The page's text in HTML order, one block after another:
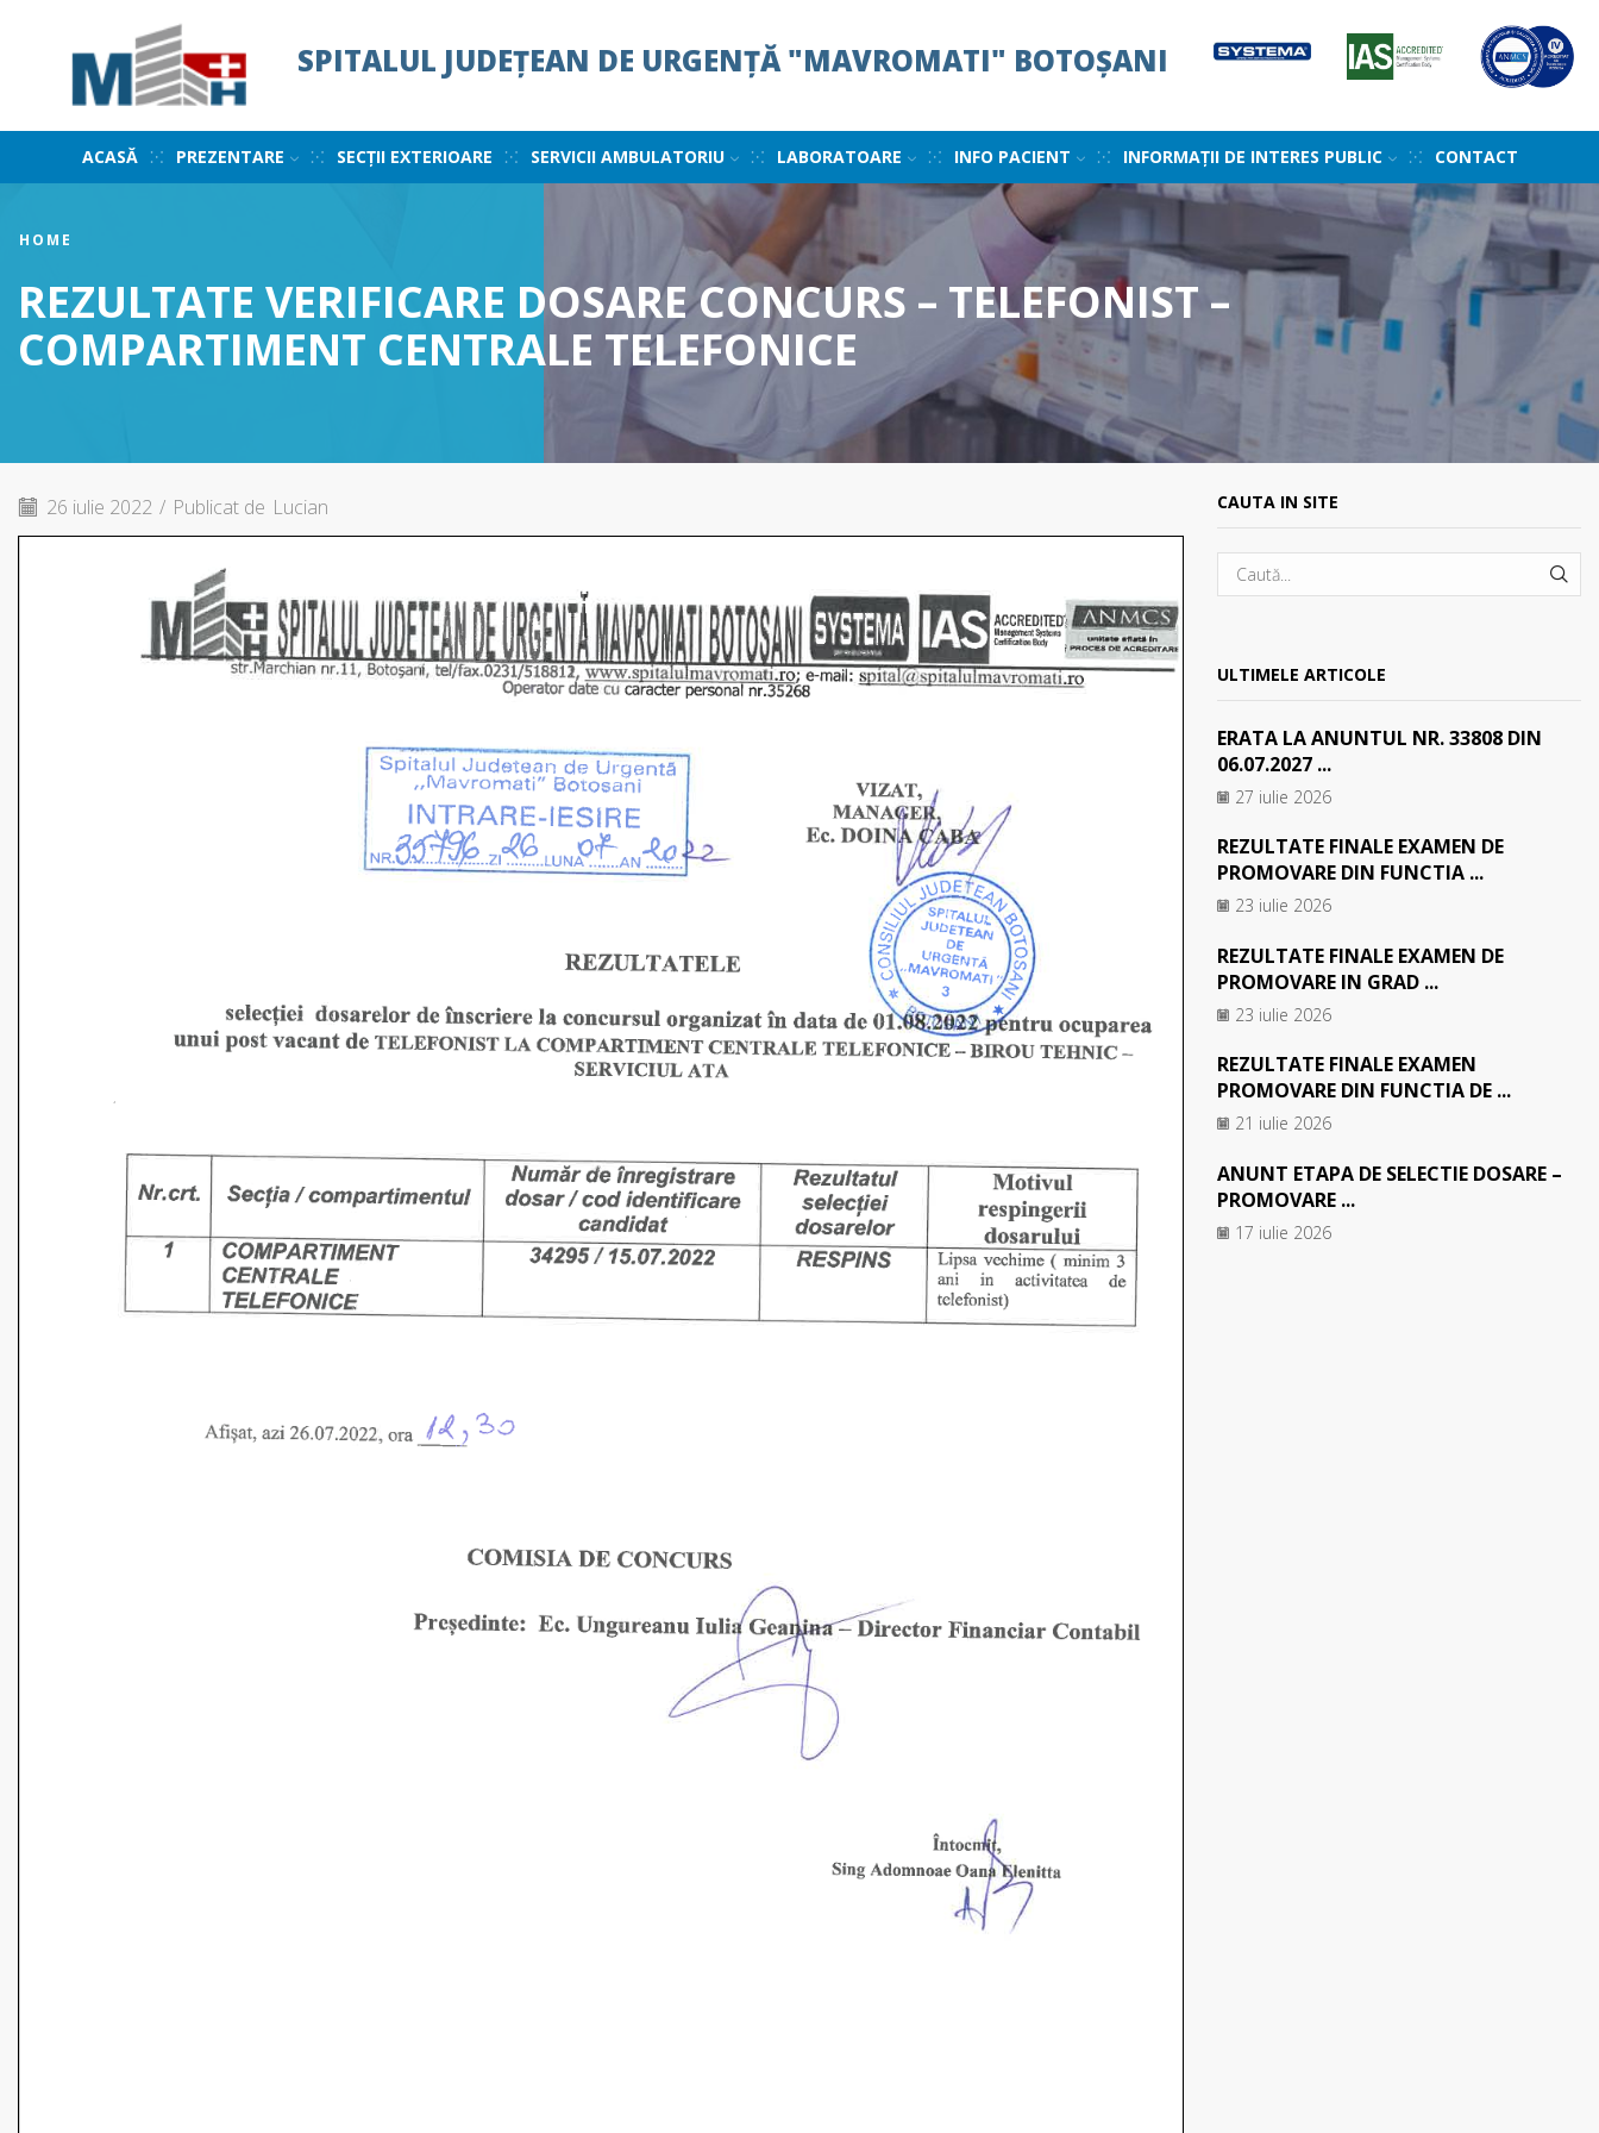
SPITALUL JUDEȚEAN DE URGENȚĂ "MAVROMATI" BOTOȘANI
ACASĂ PREZENTARE SECȚII EXTERIOARE SERVICII AMBULATORIU LABORATOARE INFO PACIENT INFORMAȚII DE INTERES PUBLIC CONTACT
HOME
REZULTATE VERIFICARE DOSARE CONCURS – TELEFONIST –
COMPARTIMENT CENTRALE TELEFONICE
26 iulie 2022 / Publicat de Lucian CAUTA IN SITE
ULTIMELE ARTICOLE
ERATA LA ANUNTUL NR. 33808 DIN
06.07.2027 ...
27 iulie 2026
REZULTATE FINALE EXAMEN DE
PROMOVARE DIN FUNCTIA ...
23 iulie 2026
REZULTATE FINALE EXAMEN DE
PROMOVARE IN GRAD ...
23 iulie 2026
REZULTATE FINALE EXAMEN
PROMOVARE DIN FUNCTIA DE ...
21 iulie 2026
ANUNT ETAPA DE SELECTIE DOSARE –
PROMOVARE ...
17 iulie 2026